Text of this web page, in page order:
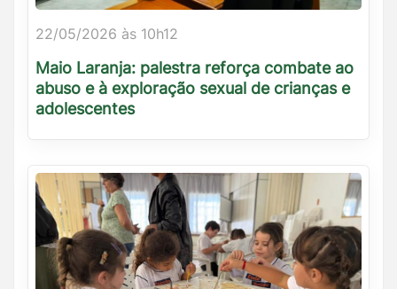
22/05/2026 às 10h12
Maio Laranja: palestra reforça combate ao
abuso e à exploração sexual de crianças e
adolescentes